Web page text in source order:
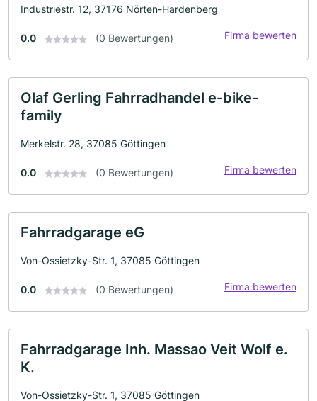
Industriestr. 12, 37176 Nörten-Hardenberg
0.0 (0 Bewertungen) Firma bewerten
Olaf Gerling Fahrradhandel e-bike-
family
Merkelstr. 28, 37085 Göttingen
0.0 (0 Bewertungen) Firma bewerten
Fahrradgarage eG
Von-Ossietzky-Str. 1, 37085 Göttingen
0.0 (0 Bewertungen) Firma bewerten
Fahrradgarage Inh. Massao Veit Wolf e.
K.
Von-Ossietzky-Str. 1, 37085 Göttingen